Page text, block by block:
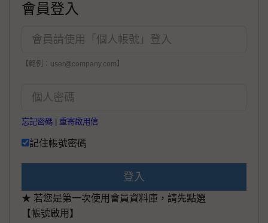
會員登入
【範例：user@company.com】
忘記密碼 重寄啟用信
記住帳號密碼
登入
★ 若您是第一次使用會員資料庫，請先點選
【帳號啟用】